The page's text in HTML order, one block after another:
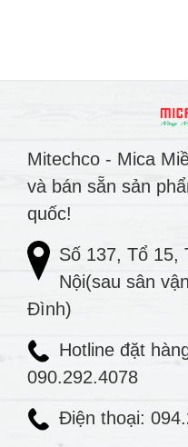
Mitechco - Mica
và bán sẵn sản
quốc!
Số 137, Tổ 15,
Nội(sau sân
Đình)
Hotline đặt
090.292.4078
Điện thoại: